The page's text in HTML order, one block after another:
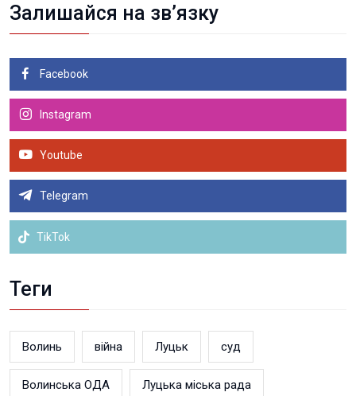
Залишайся на зв’язку
Facebook
Instagram
Youtube
Telegram
TikTok
Теги
Волинь війна Луцьк суд
Волинська ОДА Луцька міська рада